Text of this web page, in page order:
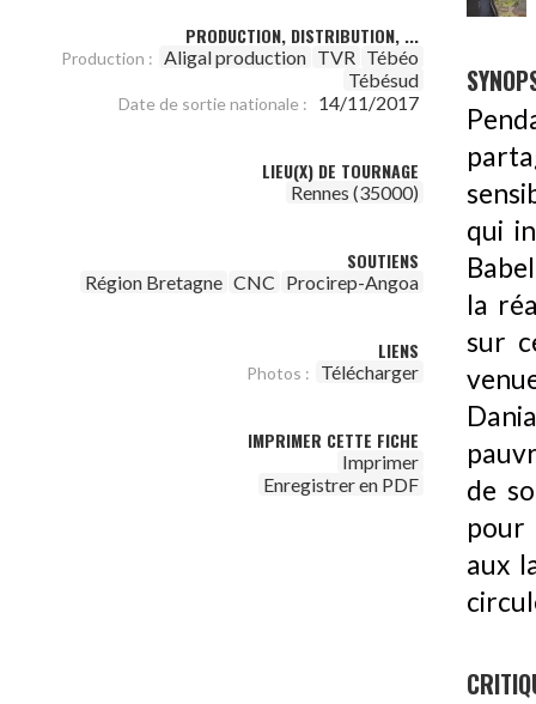
PRODUCTION, DISTRIBUTION, ...
Production : Aligal production TVR Tébéo
Tébésud
Date de sortie nationale : 14/11/2017
LIEU(X) DE TOURNAGE
Rennes (35000)
SOUTIENS
Région Bretagne CNC Procirep-Angoa
LIENS
Photos : Télécharger
IMPRIMER CETTE FICHE
Imprimer
Enregistrer en PDF
qui
la
sur
de
pour
aux